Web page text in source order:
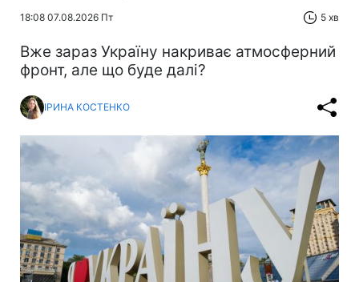
18:08 07.08.2026 Пт 5 хв
Вже зараз Україну накриває атмосферний
фронт, але що буде далі?
ІРИНА КОСТЕНКО